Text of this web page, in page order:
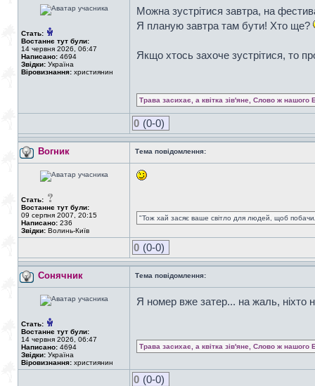
Стать:
Востаннє тут були:
14 червня 2026, 06:47
Написано: 4694
Звідки: Україна
Віровизнання: християнин
Можна зустрітися завтра, на
Я планую завтра там бути! Хто ще?
Якщо хтось захоче зустрітися, то
Трава засихає, а квітка зів'яне, Слово ж нашого
0 (0-0)
Вогник Тема повідомлення:
Стать:
Востаннє тут були:
09 серпня 2007, 20:15
Написано: 236
Звідки: Волинь-Київ
"Тож хай засяє ваше світло для людей, щоб
0 (0-0)
Сонячник Тема повідомлення:
Стать:
Востаннє тут були:
14 червня 2026, 06:47
Написано: 4694
Звідки: Україна
Віровизнання: християнин
Я номер вже затер... на жаль, ніхто
Трава засихає, а квітка зів'яне, Слово ж нашого
0 (0-0)